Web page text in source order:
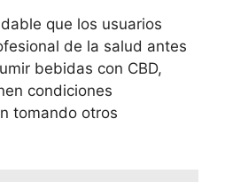
que los usuarios
de la salud antes
bebidas con CBD,
condiciones
tomando otros